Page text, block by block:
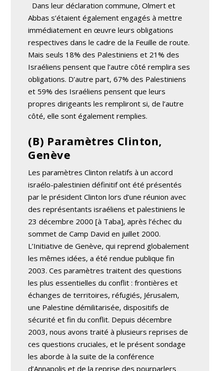
Dans leur déclaration commune, Olmert et
Abbas s’étaient également engagés à mettre
immédiatement en œuvre leurs obligations
respectives dans le cadre de la Feuille de route.
Mais seuls 18% des Palestiniens et 21% des
Israéliens pensent que l’autre côté remplira ses
obligations. D’autre part, 67% des Palestiniens
et 59% des Israéliens pensent que leurs
propres dirigeants les rempliront si, de l’autre
côté, elle sont également remplies.
(B) Paramètres Clinton,
Genève
Les paramètres Clinton relatifs à un accord
israélo-palestinien définitif ont été présentés
par le président Clinton lors d’une réunion avec
des représentants israéliens et palestiniens le
23 décembre 2000 [à Taba], après l’échec du
sommet de Camp David en juillet 2000.
L’Initiative de Genève, qui reprend globalement
les mêmes idées, a été rendue publique fin
2003. Ces paramètres traitent des questions
les plus essentielles du conflit : frontières et
échanges de territoires, réfugiés, Jérusalem,
une Palestine démilitarisée, dispositifs de
sécurité et fin du conflit. Depuis décembre
2003, nous avons traité à plusieurs reprises de
ces questions cruciales, et le présent sondage
les aborde à la suite de la conférence
d’Annapolis et de la reprise des pourparlers